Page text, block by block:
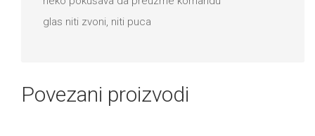
glas niti zvoni, niti puca
Povezani proizvodi